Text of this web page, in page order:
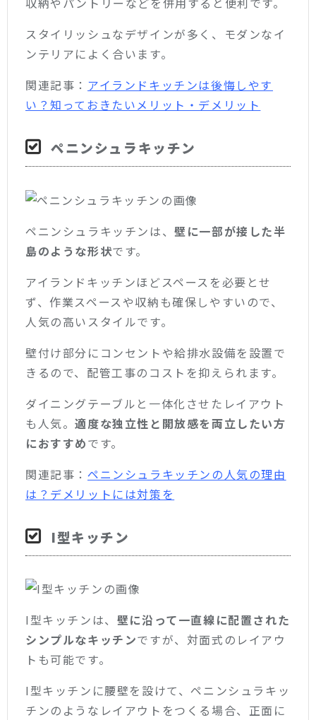
スタイリッシュなデザインが多く、モダンなイ
ンテリアによく合います。
関連記事： アイランドキッチンは後悔しやす
い？知っておきたいメリット・デメリット
ペニンシュラキッチン
ペニンシュラキッチンは、壁に一部が接した半
島のような形状です。
アイランドキッチンほどスペースを必要とせ
ず、作業スペースや収納も確保しやすいので、
人気の高いスタイルです。
壁付け部分にコンセントや給排水設備を設置で
きるので、配管工事のコストを抑えられます。
ダイニングテーブルと一体化させたレイアウト
も人気。適度な独立性と開放感を両立したい方
におすすめです。
関連記事： ペニンシュラキッチンの人気の理由
は？デメリットには対策を
I型キッチン
I型キッチンは、 壁に沿って一直線に配置された
シンプルなキッチンですが、対面式のレイアウ
トも可能です。
I型キッチンに腰壁を設けて、ペニンシュラキッ
チンのようなレイアウトをつくる場合、正面に